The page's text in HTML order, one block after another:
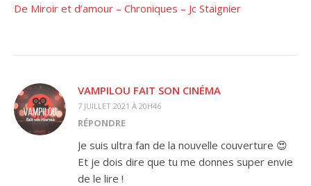
De Miroir et d’amour – Chroniques – Jc Staignier
VAMPILOU FAIT SON CINÉMA
7 JUILLET 2021 À 20H46
RÉPONDRE
Je suis ultra fan de la nouvelle couverture 😍
Et je dois dire que tu me donnes super envie
de le lire !